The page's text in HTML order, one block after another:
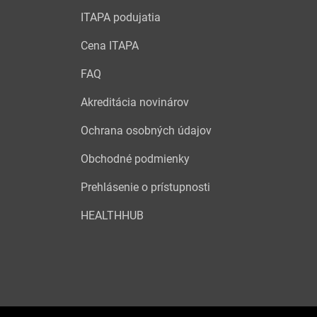
ITAPA podujatia
Cena ITAPA
FAQ
Akreditácia novinárov
Ochrana osobných údajov
Obchodné podmienky
Prehlásenie o prístupnosti
HEALTHHUB